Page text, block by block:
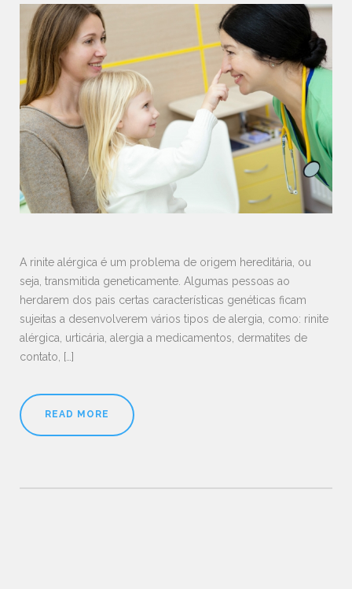
A rinite alérgica é um problema de origem hereditária, ou
seja, transmitida geneticamente. Algumas pessoas ao
herdarem dos pais certas características genéticas ficam
sujeitas a desenvolverem vários tipos de alergia, como: rinite
alérgica, urticária, alergia a medicamentos, dermatites de
contato, […]
READ MORE